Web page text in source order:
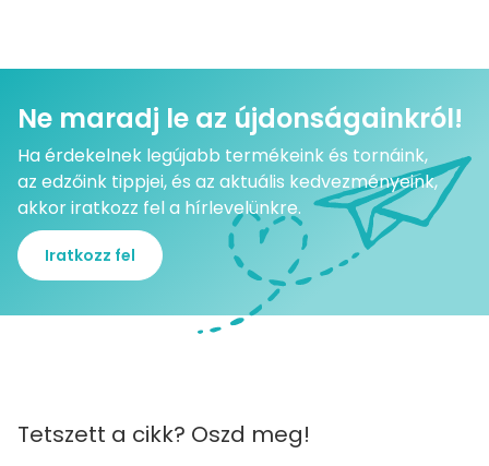
Ne maradj le az újdonságainkról!
Ha érdekelnek legújabb termékeink és tornáink,
az edzőink tippjei, és az aktuális kedvezményeink,
akkor iratkozz fel a hírlevelünkre.
Iratkozz fel
Tetszett a cikk? Oszd meg!